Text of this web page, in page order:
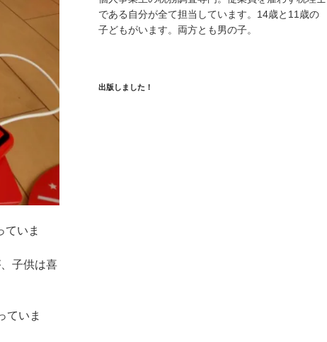
ていま
子供は喜
ていま
である自分が全て担当しています。14歳と11歳の
子どもがいます。両方とも男の子。
出版しました！